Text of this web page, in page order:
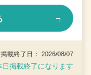
載終了日： 2026/08/07
日掲載終了になります